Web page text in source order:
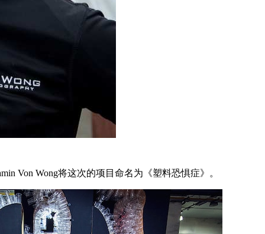
Von Wong将这次的项目命名为《塑料恐惧症》。